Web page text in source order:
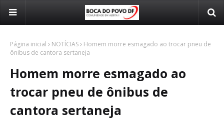
Página inicial NOTÍCIAS
Homem morre esmagado ao trocar pneu de
ônibus de cantora sertaneja
Homem morre esmagado ao
trocar pneu de ônibus de
cantora sertaneja